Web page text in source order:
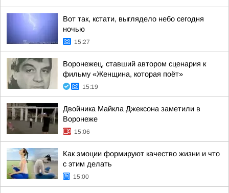
Вот так, кстати, выглядело небо сегодня
ночью
15:27
Воронежец, ставший автором сценария к
фильму «Женщина, которая поёт»
15:19
Двойника Майкла Джексона заметили в
Воронеже
15:06
Как эмоции формируют качество жизни и что
с этим делать
15:00